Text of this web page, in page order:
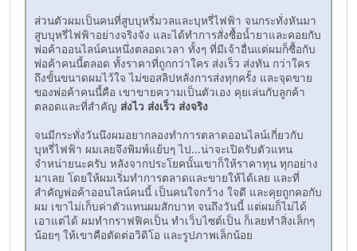
ส่วนตัวผมเป็นคนที่สูบบุหรี่มวลและบุหรี่ไฟฟ้า จนกระทั่งหันมา
สูบบุหรี่ไฟฟ้าอย่างจริงจัง และได้ทำการสั่งซื้อน้ำยาและคอยกับ
พ่อค้าออนไลน์คนหนึ่งตลอดเวลา ทั้งๆ ที่มีเจ้าอื่นแต่ผมก็ซื้อกับ
พ่อค้าคนนี้ตลอด ทั้งราคาที่ถูกกว่าใคร ส่งเร็ว ส่งทัน กว่าใคร
ถึงขั้นขนาดผมไว้ใจ ไม่ขอสลิปหลังการส่งทุกครั้ง และจุดขาย
ของพ่อค้าคนนี้คือ เขาขายความเป็นตัวเอง คุยเล่นกับลูกค้า
ตลอดและที่สำคัญ ส่งไว ส่งเร็ว ส่งจริง
จนมีกระทั่งวันนึงผมอยากลองทำการตลาดออนไลน์เกี่ยวกับ
บุหรี่ไฟฟ้า ผมเลยจึงพิมพ์แย้บๆ ไป...น่าจะเปิดรับตัวแทน
จำหน่ายนะครับ หลังจากประโยคนั้นเขาก็ให้ราคาทุน ทุกอย่าง
มาเลย โดยให้ผมเริ่มทำการตลาดและขายให้ได้เลย และที่
สำคัญพ่อค้าออนไลน์คนนี้ เป็นคนใจกว้าง ใจดี และคุยถูกคอกับ
ผม เขาไม่เก็บค่าตัวแทนผมสักบาท จนถึงวันนี้ แต่ผมก็ไม่ได้
เอาแต่ได้ ผมทำกราฟฟิคเป็น ทำเว็บไซต์เป็น ก็เลยทำสิ่งเล็กๆ
น้อยๆ ให้เขาคือตัดต่อวิดิโอ และรูปภาพเล็กน้อย